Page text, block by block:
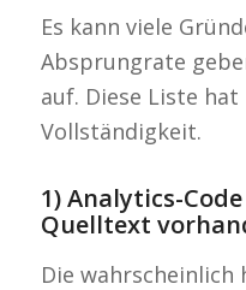
Es kann viele
Absprungrate
auf. Diese Liste
Vollständigkeit.
1) Analytics-
Quelltext
Die